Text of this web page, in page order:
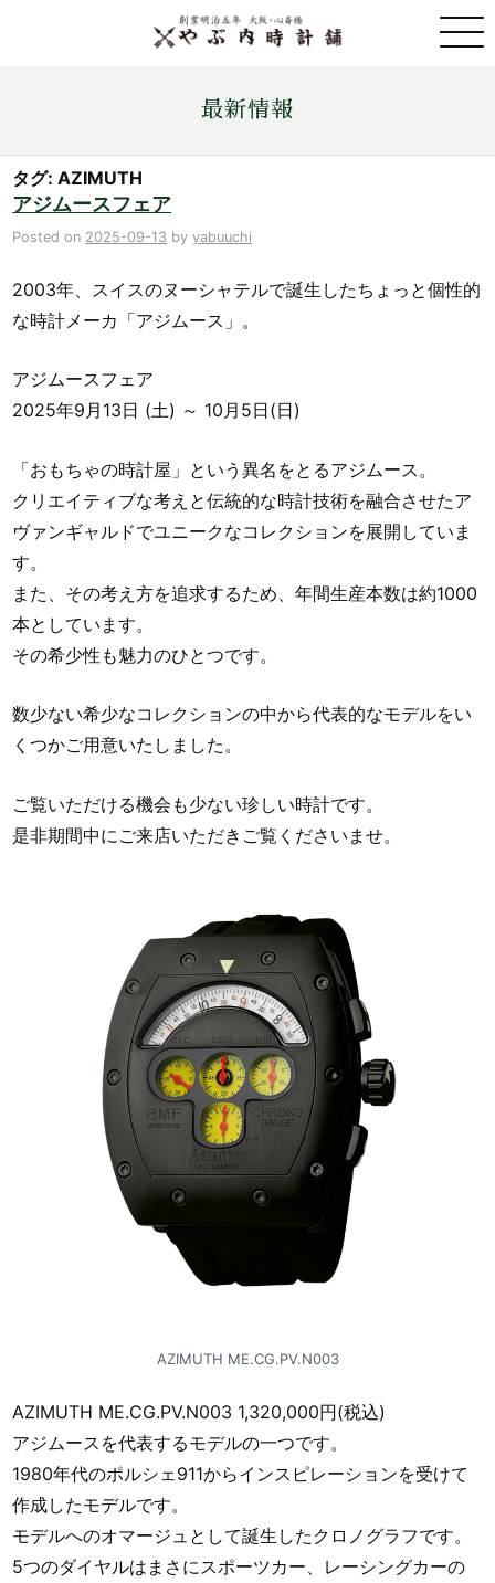
金・プラチナ・コイン売買
店舗情報
最新情報
最新情報
タグ: AZIMUTH
アジムースフェア
Posted on 2025-09-13 byyabuuchi
2003年、スイスのヌーシャテルで誕生したちょっと個性的
な時計メーカ「アジムース」。
アジムースフェア
2025年9月13日 (土) ～ 10月5日(日)
「おもちゃの時計屋」という異名をとるアジムース。
クリエイティブな考えと伝統的な時計技術を融合させたア
ヴァンギャルドでユニークなコレクションを展開していま
す。
また、その考え方を追求するため、年間生産本数は約1000
本としています。
その希少性も魅力のひとつです。
数少ない希少なコレクションの中から代表的なモデルをい
くつかご用意いたしました。
ご覧いただける機会も少ない珍しい時計です。
是非期間中にご来店いただきご覧くださいませ。
AZIMUTH ME.CG.PV.N003
AZIMUTH ME.CG.PV.N003 1,320,000円(税込)
アジムースを代表するモデルの一つです。
1980年代のポルシェ911からインスピレーションを受けて
作成したモデルです。
モデルへのオマージュとして誕生したクロノグラフです。
5つのダイヤルはまさにスポーツカー、レーシングカーの